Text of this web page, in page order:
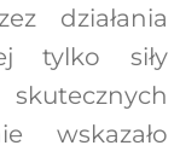
działania
tylko siły
wskazało